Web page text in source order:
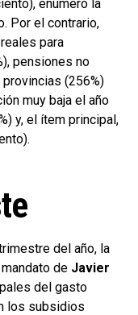
enumeró la
Por el contrario,
para
pensiones no
(256%)
muy baja el año
y, el ítem principal,
del año, la
de Javier
del gasto
los subsidios